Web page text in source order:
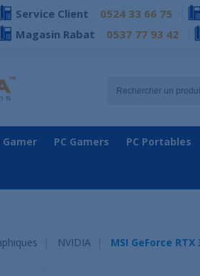
Service Client 0524 33 66 75
Magasin Rabat
0537 77 93 42
Gamer PC Gamers PC Portables
NVIDIA MSI GeForce RTX